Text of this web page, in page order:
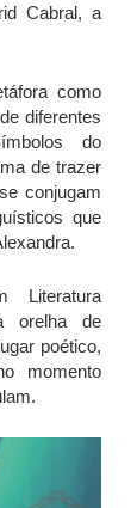
Cabral, a
como
diferentes
do
de trazer
conjugam
que
Literatura
orelha de
poético,
momento